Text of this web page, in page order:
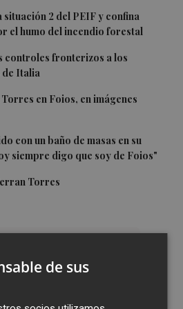
situación 2 del PEIF y confina
el humo del incendio forestal
controles fronterizos a los
Italia
en Foios, en imágenes
con un baño de masas en su
siempre digo que soy de Foios"
Torres
de sus